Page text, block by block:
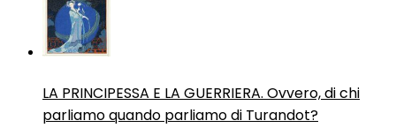
LA PRINCIPESSA E LA GUERRIERA. Ovvero, di chi
parliamo quando parliamo di Turandot?